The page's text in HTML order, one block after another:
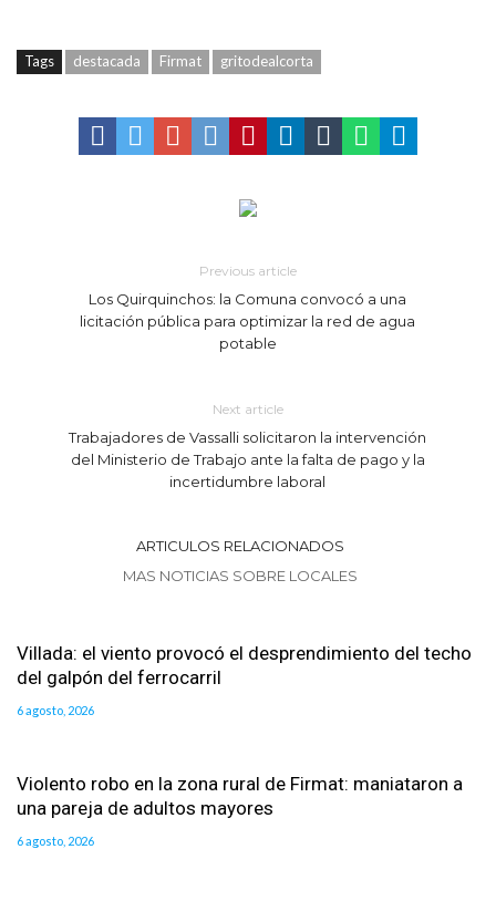
Tags destacada Firmat gritodealcorta
Previous article
Los Quirquinchos: la Comuna convocó a una
licitación pública para optimizar la red de agua
potable
Next article
Trabajadores de Vassalli solicitaron la intervención
del Ministerio de Trabajo ante la falta de pago y la
incertidumbre laboral
ARTICULOS RELACIONADOS
MAS NOTICIAS SOBRE LOCALES
Villada: el viento provocó el desprendimiento del techo
del galpón del ferrocarril
6 agosto, 2026
Violento robo en la zona rural de Firmat: maniataron a
una pareja de adultos mayores
6 agosto, 2026